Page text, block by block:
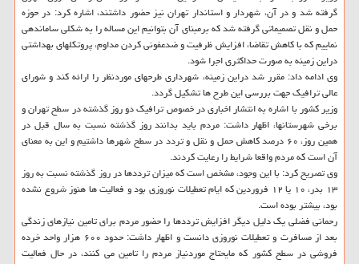
گرفته شد و در آن، شهردار و استاندار تهران نیز حضور داشتند، اشاره كرد: در حوزه
حمل و نقل تصمیماتی گرفته شد كه برمبنای آن بتوانیم این مساله را به شكلی ساماندهی
نماییم كه با كاهش تقاضا، افزایش ظرفیت و ضدعفونی كردن مداوم، پروتكلهای بهداشتی
دراین زمینه به صورت حداكثری اجرا شود.
وی ادامه داد: مقرر شد دراین زمینه، شهرداری طرحهای موردنظر را ارائه كند و شورای
عالی ترافیك جهت بررسی این طرح ها تشكیل گردد.
وزیر كشور با اشاره به انتشار اخباری در خصوص ترافیك دو روز گذشته در سطح تهران و
برخی شهرستانها، اظهار داشت: مردم باید بدانند روز گذشته نسبت به سال قبل در
همین روز، ۶۰ درصد كاهش حمل و نقل و تردد در سطح شهرها داشتیم و این به معنای
آن است كه مردم واقعا شرایط را رعایت كردند.
وی تصریح كرد: با این وجود، مشخص است كه میزان ترددها در روز گذشته نسبت به روز
۱۳ بدر، ۱۰ یا ۱۲ فروردین كه ایام تعطیلات نوروزی بود و فعالیت ها هنوز شروع نشده
بود، بیشتر بوده است.
رحمانی فضلی یك دلیل دیگر افزایش ترددها را حضور مردم برای تامین نیازهای زندگی
بعد از مسافرت و تعطیلات نوروزی دانست و اظهار داشت: حدود ۶۰۰ هزار واحد خرده
فروشی در سطح كشور كه مایحتاج موردنیاز مردم را تامین می كنند، در حال فعالیت